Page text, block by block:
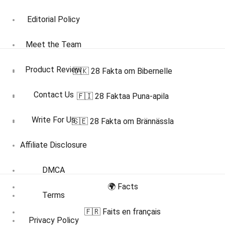
Editorial Policy
Meet the Team
Product Review
Contact Us
Write For Us
Affiliate Disclosure
DMCA
Terms
Privacy Policy
🇩🇰 28 Fakta om Bibernelle
🇫🇮 28 Faktaa Puna-apila
🇸🇪 28 Fakta om Brännässla
🌍 Facts
🇫🇷 Faits en français